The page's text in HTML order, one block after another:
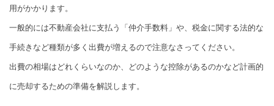
用がかかります。
一般的には不動産会社に支払う「仲介手数料」や、税金に関する法的な
手続きなど種類が多く出費が増えるので注意なさってください。
出費の相場はどれくらいなのか、どのような控除があるのかなど計画的
に売却するための準備を解説します。